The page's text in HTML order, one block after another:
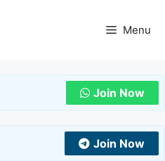
Menu
Join Now
Join Now